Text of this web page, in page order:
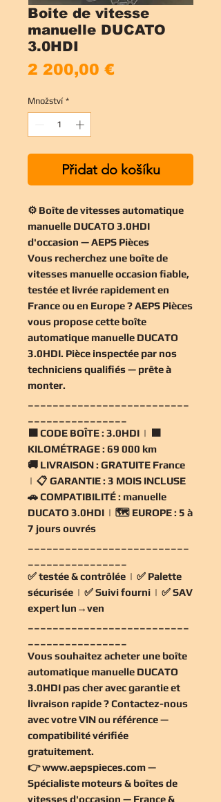
Boite de vitesse
manuelle DUCATO
3.0HDI
2 200,00 €
Množství *
Přidat do košíku
⚙️ Boîte de vitesses automatique
manuelle DUCATO 3.0HDI
d'occasion — AEPS Pièces
Vous recherchez une boîte de
vitesses manuelle occasion fiable,
testée et livrée rapidement en
France ou en Europe ? AEPS Pièces
vous propose cette boîte
automatique manuelle DUCATO
3.0HDI. Pièce inspectée par nos
techniciens qualifiés — prête à
monter.
🟧CODE BOÎTE : 3.0HDI | 🟧
KILOMÉTRAGE : 69 000 km
🚚 LIVRAISON : GRATUITE France
| 📋 GARANTIE : 3 MOIS INCLUSE
🚗COMPATIBILITÉ : manuelle
DUCATO 3.0HDI | 🗺️ EUROPE : 5 à
7 jours ouvrés
✅testée & contrôlée | ✅ Palette
sécurisée | ✅Suivi fourni | ✅SAV
expert lun→ven
Vous souhaitez acheter une boîte
automatique manuelle DUCATO
3.0HDI pas cheravec garantie et
livraison rapide ? Contactez-nous
avec votre VIN ou référence —
compatibilité vérifiée
gratuitement.
👉www.aepspieces.com—
Spécialiste moteurs & boîtes de
vitesses d'occasion — France &